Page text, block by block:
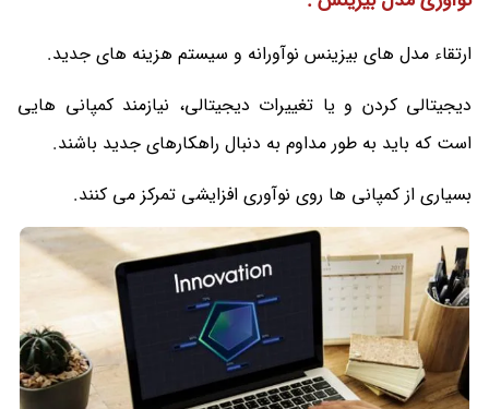
ارتقاء مدل های بیزینس نوآورانه و سیستم هزینه های جدید.
دیجیتالی کردن و یا تغییرات دیجیتالی، نیازمند کمپانی هایی
است که باید به طور مداوم به دنبال راهکارهای جدید باشند.
بسیاری از کمپانی ها روی نوآوری افزایشی تمرکز می کنند.